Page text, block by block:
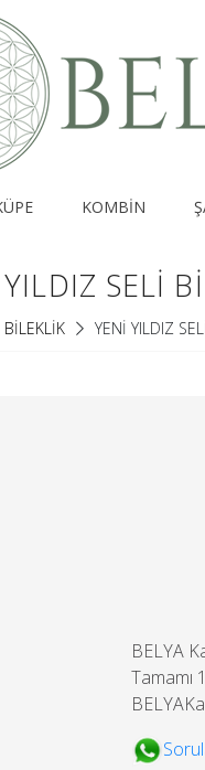
KOMBİN
SELİ
BİLEKLİK YENİ YILDIZ
BELYA
Tamamı